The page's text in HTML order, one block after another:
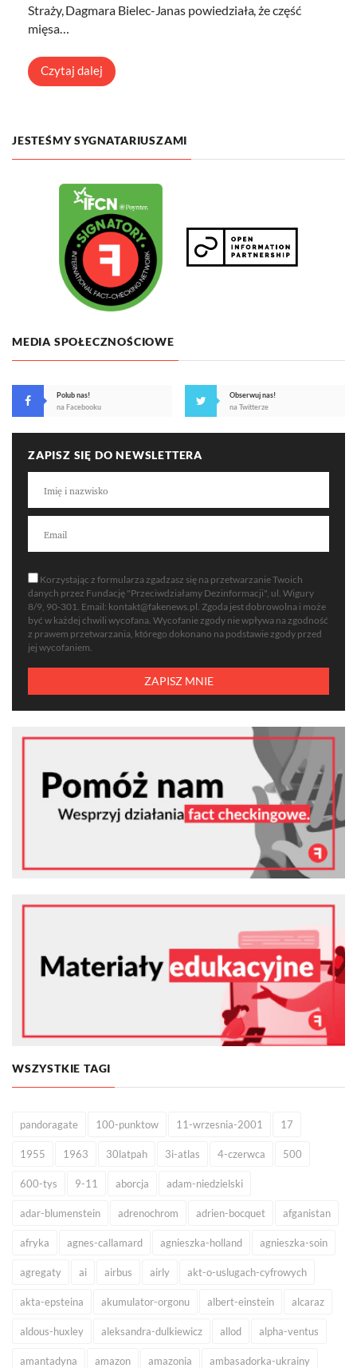
Straży, Dagmara Bielec-Janas powiedziała, że część
mięsa…
Czytaj dalej
JESTEŚMY SYGNATARIUSZAMI
MEDIA SPOŁECZNOŚCIOWE
Polub nas!
na Facebooku
Obserwuj nas!
na Twitterze
ZAPISZ SIĘ DO NEWSLETTERA
Korzystając z formularza zgadzasz się na przetwarzanie Twoich
danych przez Fundację "Przeciwdziałamy Dezinformacji", ul. Wigury
8/9, 90-301. Email: kontakt@fakenews.pl . Zgoda jest dobrowolna i może
być w każdej chwili wycofana. Wycofanie zgody nie wpływa na zgodność
z prawem przetwarzania, którego dokonano na podstawie zgody przed
jej wycofaniem.
WSZYSTKIE TAGI
pandoragate 100-punktow 11-wrzesnia-2001 17
1955 1963 30latpah 3i-atlas 4-czerwca 500
600-tys 9-11 aborcja adam-niedzielski
adar-blumenstein adrenochrom adrien-bocquet afganistan
afryka agnes-callamard agnieszka-holland agnieszka-soin
agregaty ai airbus airly akt-o-uslugach-cyfrowych
akta-epsteina akumulator-orgonu albert-einstein alcaraz
aldous-huxley aleksandra-dulkiewicz allod alpha-ventus
amantadyna amazon amazonia ambasadorka-ukrainy